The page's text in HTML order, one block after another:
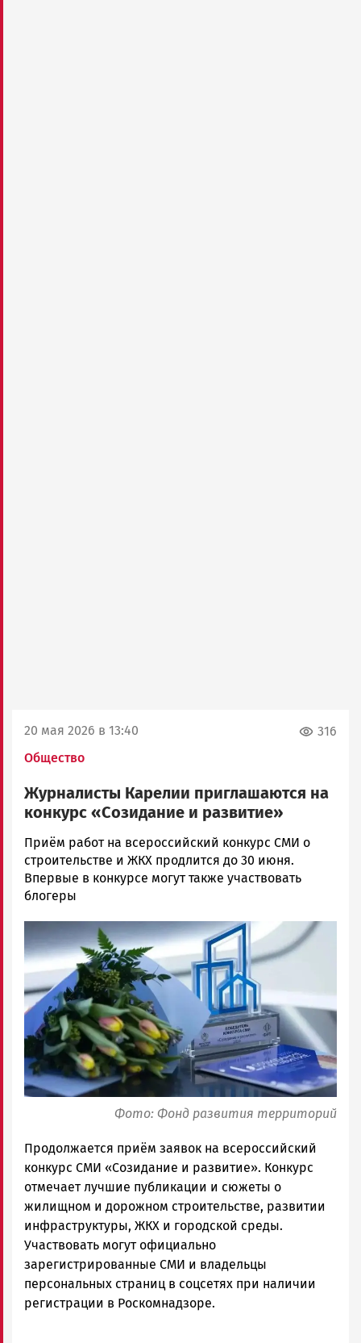
20 мая 2026 в 13:40
Общество
316
Журналисты Карелии приглашаются на
конкурс «Созидание и развитие»
Ольга
Шубина
Новости
Петрозаводска
Карелии
|
Петрозаводск
ГОВОРИТ
Приём работ на всероссийский конкурс СМИ о
строительстве и ЖКХ продлится до 30 июня.
Впервые в конкурсе могут также участвовать
блогеры
Image
Фото: Фонд развития территорий
Продолжается приём заявок на всероссийский
конкурс СМИ «Созидание и развитие». Конкурс
отмечает лучшие публикации и сюжеты о
жилищном и дорожном строительстве, развитии
инфраструктуры, ЖКХ и городской среды.
Участвовать могут официально
зарегистрированные СМИ и владельцы
персональных страниц в соцсетях при наличии
регистрации в Роскомнадзоре.